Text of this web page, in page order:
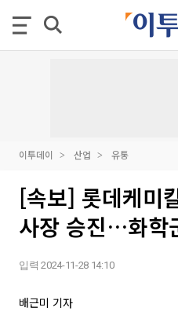
이투데이 산업 유통
[속보] 롯데케미
사장 승진…화학
입력 2024-11-28 14:10
배근미 기자